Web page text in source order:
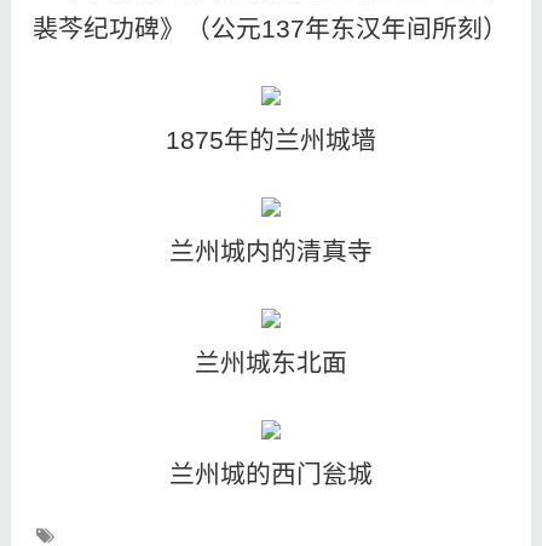
裴芩纪功碑》（公元137年东汉年间所刻）
1875年的兰州城墙
兰州城内的清真寺
兰州城东北面
兰州城的西门瓮城